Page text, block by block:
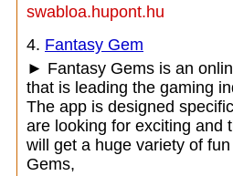
swabloa.hupont.hu
4. Fantasy Gem
► Fantasy Gems is an
that is leading the gaming
The app is designed
are looking for exciting and
will get a huge variety of
Gems,